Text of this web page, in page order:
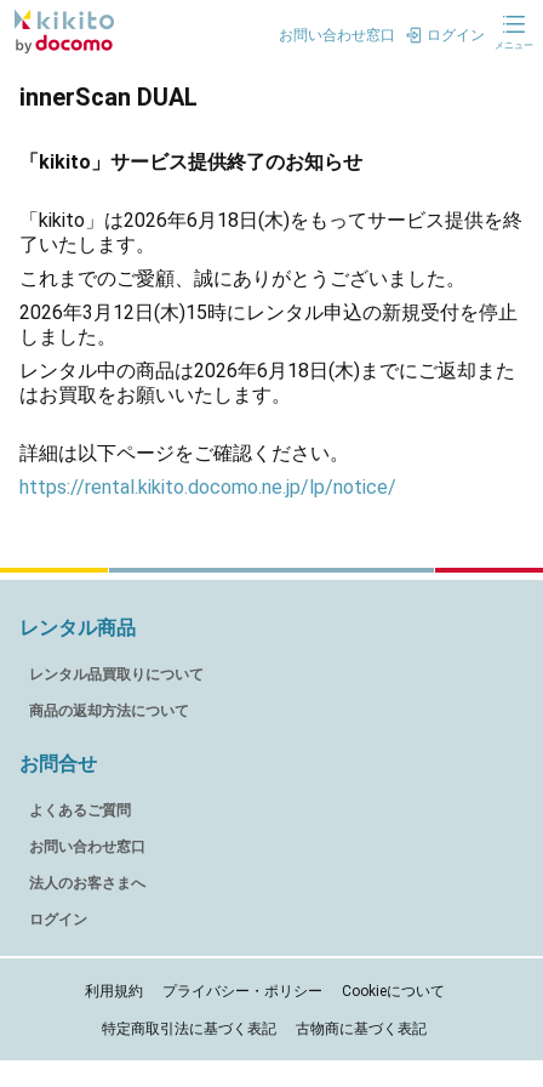
お問い合わせ窓口 ログイン
メニュー
innerScan DUAL
「kikito」サービス提供終了のお知らせ
「kikito」は2026年6月18日(木)をもってサービス提供を終
了いたします。
これまでのご愛顧、誠にありがとうございました。
2026年3月12日(木)15時にレンタル申込の新規受付を停止
しました。
レンタル中の商品は2026年6月18日(木)までにご返却また
はお買取をお願いいたします。
詳細は以下ページをご確認ください。
https://rental.kikito.docomo.ne.jp/lp/notice/
レンタル商品
レンタル品買取りについて
商品の返却方法について
お問合せ
よくあるご質問
お問い合わせ窓口
法人のお客さまへ
ログイン
利用規約 プライバシー・ポリシー Cookieについて
特定商取引法に基づく表記 古物商に基づく表記